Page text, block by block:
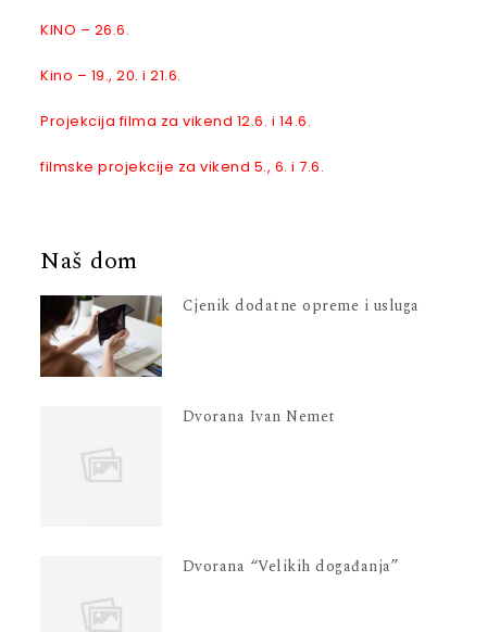
KINO – 26.6.
Kino – 19., 20. i 21.6.
Projekcija filma za vikend 12.6. i 14.6.
filmske projekcije za vikend 5., 6. i 7.6.
Naš dom
Cjenik dodatne opreme i usluga
Dvorana Ivan Nemet
Dvorana “Velikih događanja”